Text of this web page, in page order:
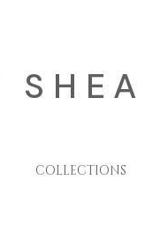
SHEA
COLLECTIONS